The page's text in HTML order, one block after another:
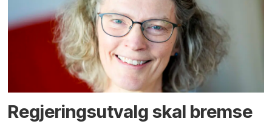
Regjerings­utvalg skal bremse